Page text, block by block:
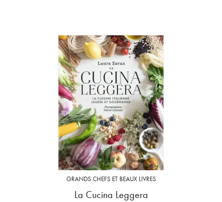
GRANDS CHEFS ET BEAUX LIVRES
La Cucina Leggera